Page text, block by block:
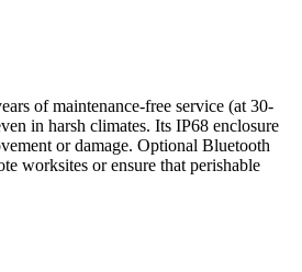
of maintenance-free service (at 30-
in harsh climates. Its IP68 enclosure
or damage. Optional Bluetooth
worksites or ensure that perishable